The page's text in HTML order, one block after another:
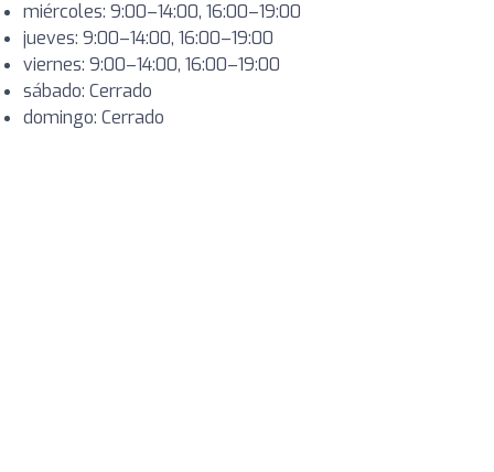
miércoles: 9:00–14:00, 16:00–19:00
jueves: 9:00–14:00, 16:00–19:00
viernes: 9:00–14:00, 16:00–19:00
sábado: Cerrado
domingo: Cerrado